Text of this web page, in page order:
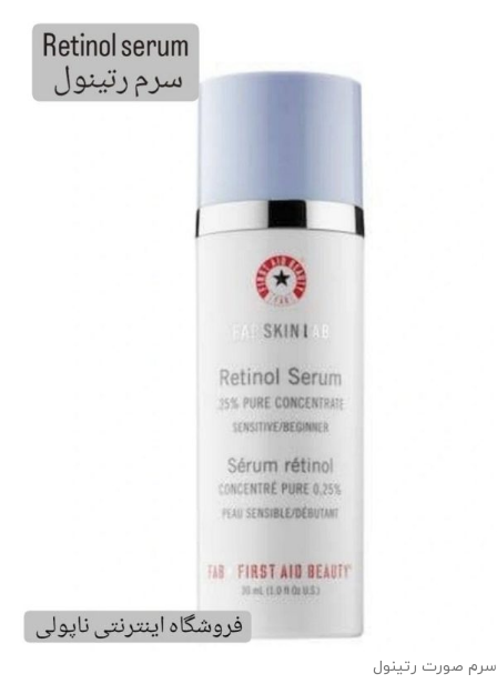
سرم صورت رتینول